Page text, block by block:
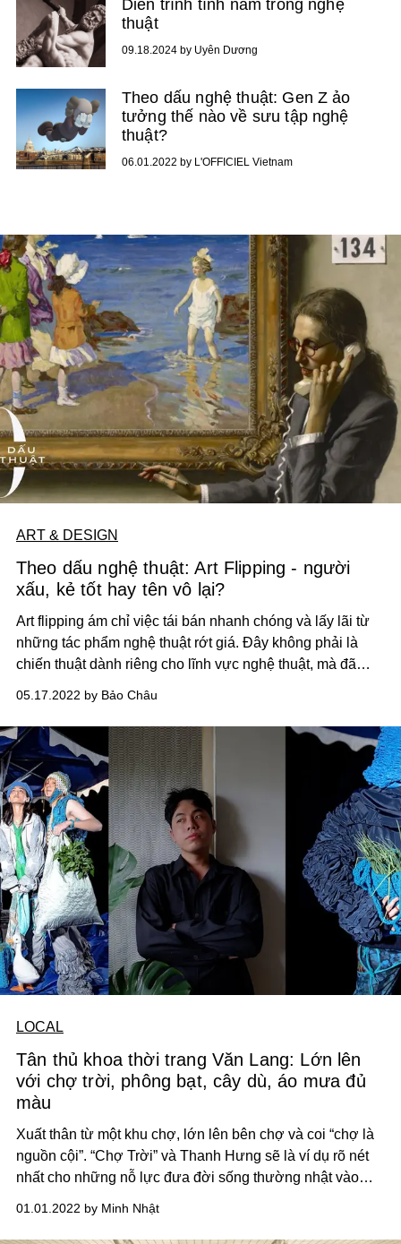
Diễn trình tính nam trong nghệ
thuật
09.18.2024 by Uyên Dương
Theo dấu nghệ thuật: Gen Z ảo
tưởng thế nào về sưu tập nghệ
thuật?
06.01.2022 by L'OFFICIEL Vietnam
ART & DESIGN
Theo dấu nghệ thuật: Art Flipping - người
xấu, kẻ tốt hay tên vô lại?
Art flipping ám chỉ việc tái bán nhanh chóng và lấy lãi từ
những tác phẩm nghệ thuật rớt giá. Đây không phải là
chiến thuật dành riêng cho lĩnh vực nghệ thuật, mà đã
05.17.2022 by Bảo Châu
LOCAL
Tân thủ khoa thời trang Văn Lang: Lớn lên
với chợ trời, phông bạt, cây dù, áo mưa đủ
màu
Xuất thân từ một khu chợ, lớn lên bên chợ và coi “chợ là
nguồn cội”. “Chợ Trời” và Thanh Hưng sẽ là ví dụ rõ nét
nhất cho những nỗ lực đưa đời sống thường nhật vào
01.01.2022 by Minh Nhật